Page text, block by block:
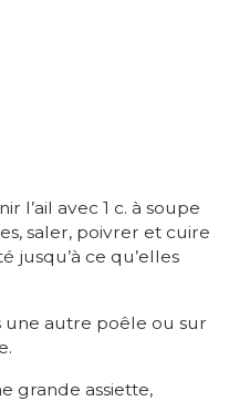
l’ail avec 1 c. à soupe
saler, poivrer et cuire
jusqu’à ce qu’elles
autre poêle ou sur
grande assiette,